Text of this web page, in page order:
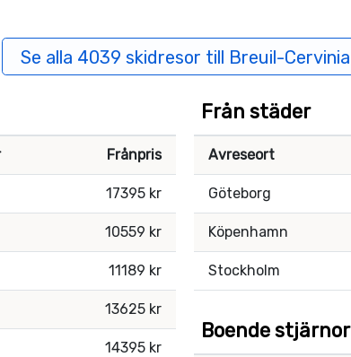
Se alla 4039 skidresor till Breuil-Cervinia
Frånpris
17395 kr
10559 kr
11189 kr
13625 kr
14395 kr
Från städer
Avreseort
Göteborg
Köpenhamn
Stockholm
Boende stjärnor